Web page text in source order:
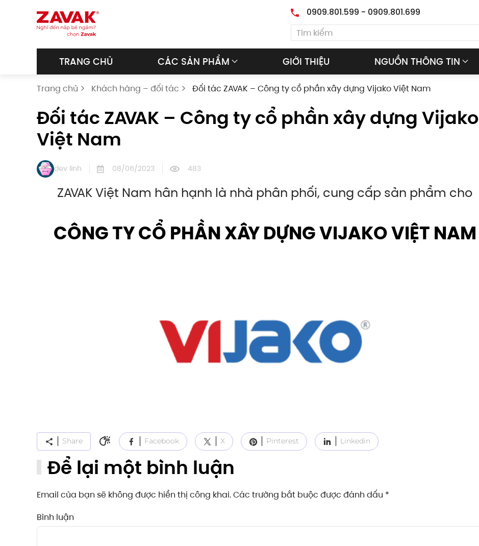
Skip to main content
0909.801.599 - 0909.801.699
TRANG CHỦ CÁC SẢN PHẨM GIỚI THIỆU NGUỒN THÔNG TIN
Trang chủ Khách hàng – đối tác Đối tác ZAVAK – Công ty cổ phần xây dựng Vijako Việt Nam
Đối tác ZAVAK – Công ty cổ phần xây dựng Vijako
Việt Nam
dev linh 08/06/2023 483
ZAVAK Việt Nam hân hạnh là nhà phân phối, cung cấp sản phẩm cho
CÔNG TY CỔ PHẦN XÂY DỰNG VIJAKO VIỆT NAM
Share Facebook X Pinterest Linkedin
Để lại một bình luận
Email của bạn sẽ không được hiển thị công khai. Các trường bắt buộc được đánh dấu *
Bình luận